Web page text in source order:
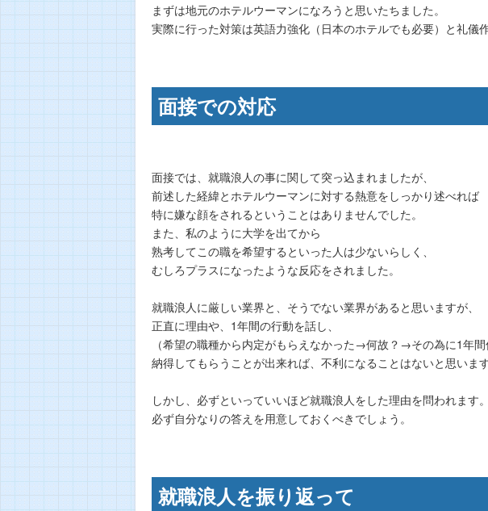
まずは地元のホテルウーマンになろうと思いたちました。
実際に行った対策は英語力強化（日本のホテルでも必要）と礼儀作
面接での対応
面接では、就職浪人の事に関して突っ込まれましたが、
前述した経緯とホテルウーマンに対する熱意をしっかり述べれば
特に嫌な顔をされるということはありませんでした。
また、私のように大学を出てから
熟考してこの職を希望するといった人は少ないらしく、
むしろプラスになったような反応をされました。
就職浪人に厳しい業界と、そうでない業界があると思いますが、
正直に理由や、1年間の行動を話し、
（希望の職種から内定がもらえなかった→何故？→その為に1年間
納得してもらうことが出来れば、不利になることはないと思います
しかし、必ずといっていいほど就職浪人をした理由を問われます。
必ず自分なりの答えを用意しておくべきでしょう。
就職浪人を振り返って